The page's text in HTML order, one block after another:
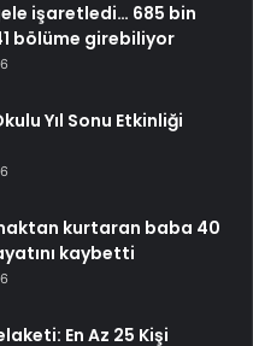
işaretledi… 685 bin
bölüme girebiliyor
Yıl Sonu Etkinliği
kurtaran baba 40
kaybetti
En Az 25 Kişi